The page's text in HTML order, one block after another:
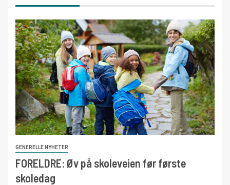
GENERELLE NYHETER
FORELDRE: Øv på skoleveien før første
skoledag